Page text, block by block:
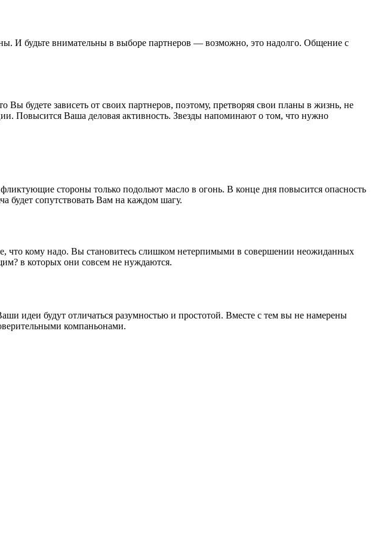
И будьте внимательны в выборе партнеров — возможно, это надолго. Общение с
будете зависеть от своих партнеров, поэтому, претворяя свои планы в жизнь, не
Повысится Ваша деловая активность. Звезды напоминают о том, что нужно
стороны только подольют масло в огонь. В конце дня повысится опасность
будет сопутствовать Вам на каждом шагу.
что кому надо. Вы становитесь слишком нетерпимыми в совершении неожиданных
в которых они совсем не нуждаются.
идеи будут отличаться разумностью и простотой. Вместе с тем вы не намерены
компаньонами.